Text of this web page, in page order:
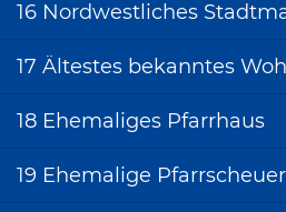
4 Physikat
5 Lateinschule
7 Haus des
16 Nordwestliches
17 Ältestes bekanntes
18 Ehemaliges Pfarrhaus
19 Ehemalige